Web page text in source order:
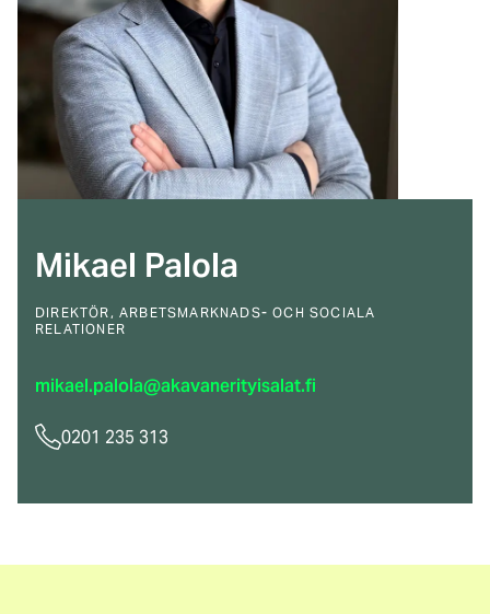
Mikael Palola
DIREKTÖR, ARBETSMARKNADS- OCH SOCIALA
RELATIONER
mikael.palola@akavanerityisalat.fi
0201 235 313